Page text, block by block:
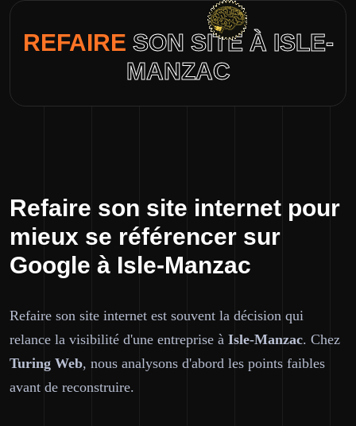
REFAIRE SON SITE À ISLE-
MANZAC
Refaire son site internet pour
mieux se référencer sur
Google à Isle-Manzac
Refaire son site internet est souvent la décision qui
relance la visibilité d'une entreprise à Isle-Manzac. Chez
Turing Web, nous analysons d'abord les points faibles
avant de reconstruire.